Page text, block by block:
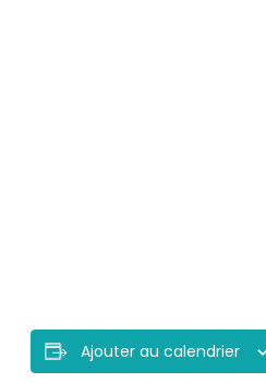
Ajouter au calendrier